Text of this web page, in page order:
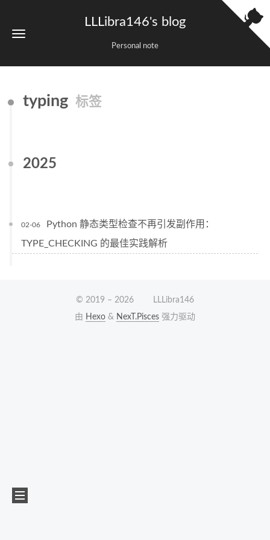
LLLibra146's blog
Personal note
typing 标签
2025
02-06
Python 静态类型检查不再引发副作用：
TYPE_CHECKING 的最佳实践解析
© 2019 –2026
LLLibra146
由 Hexo & NexT.Pisces 强力驱动